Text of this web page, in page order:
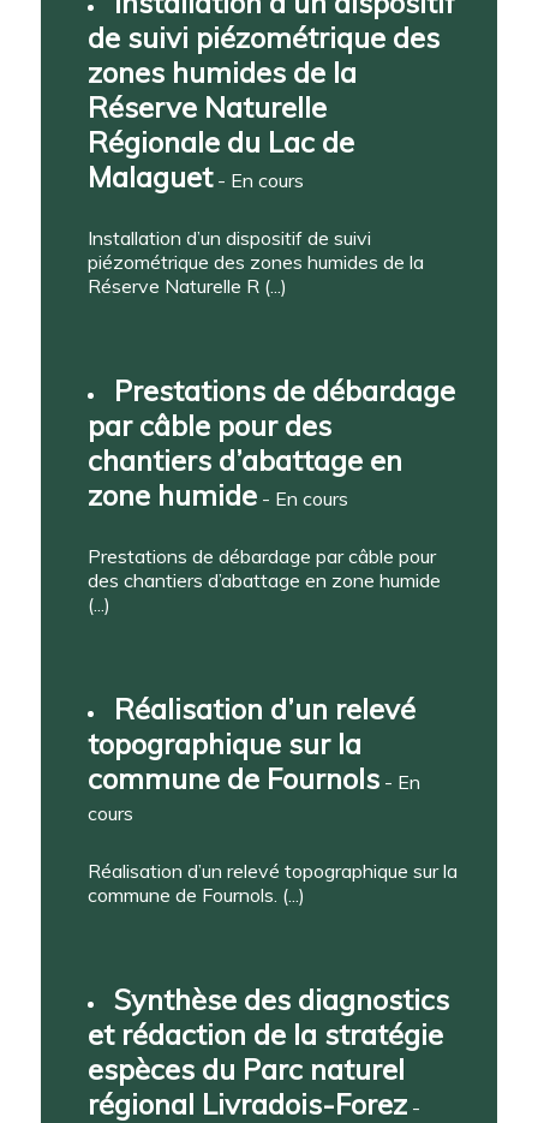
de suivi piézométrique des
zones humides de la
Réserve Naturelle
Régionale du Lac de
Malaguet- En cours
Installation d’un dispositif de suivi
piézométrique des zones humides de la
Réserve Naturelle R (...)
Prestations de débardage
par câble pour des
chantiers d’abattage en
zone humide- En cours
Prestations de débardage par câble pour
des chantiers d’abattage en zone humide
(...)
Réalisation d’un relevé
topographique sur la
commune de Fournols- En
cours
Réalisation d’un relevé topographique sur la
commune de Fournols. (...)
Synthèse des diagnostics
et rédaction de la stratégie
espèces du Parc naturel
régional Livradois-Forez-